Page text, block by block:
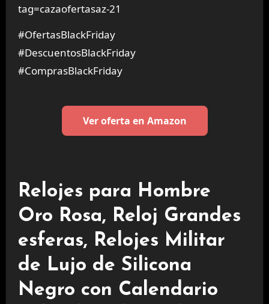
tag=cazaofertasaz-21
#OfertasBlackFriday
#DescuentosBlackFriday
#ComprasBlackFriday
Ver oferta en Amazon
Relojes para Hombre
Oro Rosa, Reloj Grandes
esferas, Relojes Militar
de Lujo de Silicona
Negro con Calendario